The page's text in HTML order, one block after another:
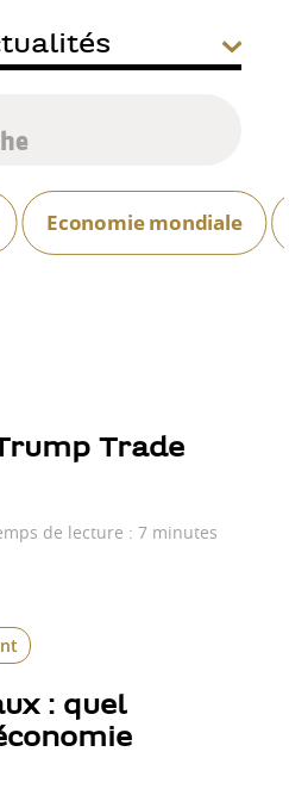
Economie mondiale
Trade
de lecture : 7 minutes
: quel